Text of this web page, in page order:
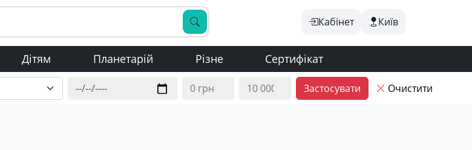
Кабінет Київ
Дітям Планетарій Різне Сертифікат
Застосувати Очистити